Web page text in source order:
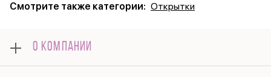
Смотрите также категории: Открытки
О КОМПАНИИ